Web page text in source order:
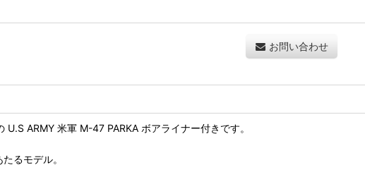
お問い合わせ
ARMY 米軍 M-47 PARKA ボアライナー付きです。
るモデル。